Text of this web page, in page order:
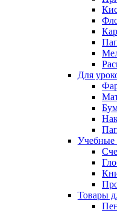
Для
Учебные
Товары